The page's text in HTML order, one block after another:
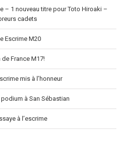
– 1 nouveau titre pour Toto Hiroaki –
cadets
Escrime M20
France M17!
mis à l’honneur
à San Sébastian
à l’escrime